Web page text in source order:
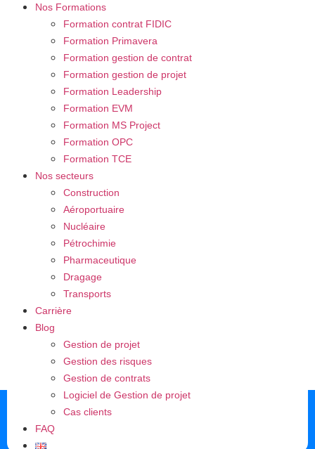
Nos Formations
Formation contrat FIDIC
Formation Primavera
Formation gestion de contrat
Formation gestion de projet
Formation Leadership
Formation EVM
Formation MS Project
Formation OPC
Formation TCE
Nos secteurs
Construction
Aéroportuaire
Nucléaire
Pétrochimie
Pharmaceutique
Dragage
Transports
Carrière
Blog
Gestion de projet
Gestion des risques
Gestion de contrats
Logiciel de Gestion de projet
Cas clients
FAQ